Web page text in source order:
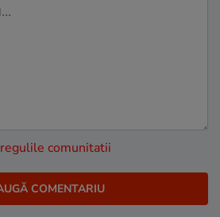
regulile comunitatii